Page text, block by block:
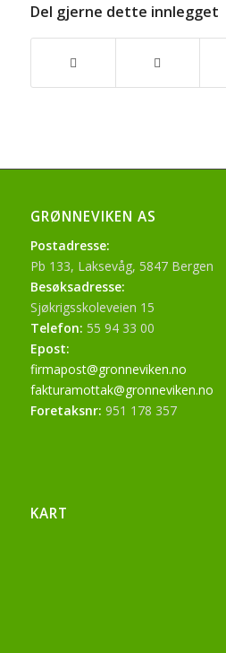
Del gjerne dette innlegget
GRØNNEVIKEN AS
Postadresse:
Pb 133, Laksevåg, 5847 Bergen
Besøksadresse:
Sjøkrigsskoleveien 15
Telefon: 55 94 33 00
Epost:
firmapost@gronneviken.no
fakturamottak@gronneviken.no
Foretaksnr: 951 178 357
KART